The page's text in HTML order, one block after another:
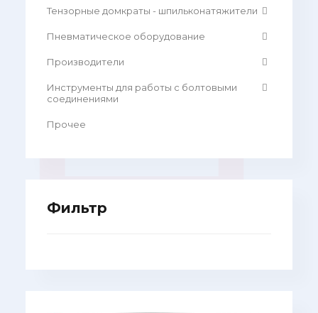
Тензорные домкраты - шпильконатяжители
Пневматическое оборудование
Производители
Инструменты для работы с болтовыми
соединениями
Прочее
Фильтр